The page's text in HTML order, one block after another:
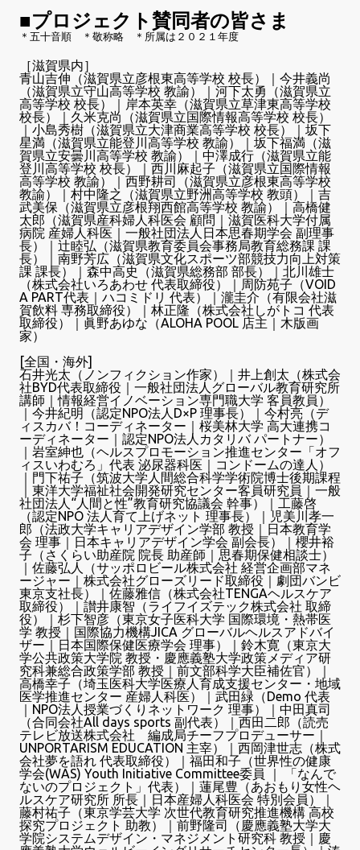
■プロジェクト賛同者の皆さま
＊五十音順 ＊敬称略 ＊所属は２０２１年度
［滋賀県内］
青山吉伸（滋賀県立彦根東高等学校 校長）｜今井義尚
（滋賀県立守山高等学校 教諭）｜河下太勇（滋賀県立
高等学校 校長）｜岸本英幸（滋賀県立草津東高等学校
校長）｜久米克尚（滋賀県立国際情報高等学校 校長）
｜小島秀樹（滋賀県立大津商業高等学校 校長）｜坂下
星満（滋賀県立能登川高等学校 教諭）｜坂下福満（滋
賀県立安曇川高等学校 教諭）｜中澤成行（滋賀県立能
登川高等学校 校長）｜西川麻起子（滋賀県立国際情報
高等学校 教諭）｜西野耕司（滋賀県立彦根東高等学校
教諭）｜村中隆之（滋賀県立野洲高等学校 教頭）｜吉
武美保（滋賀県立彦根翔西館高等学校 教諭）｜高橋健
太郎（滋賀県産科婦人科医会 顧問｜滋賀医科大学付属
病院 産婦人科医｜一般社団法人日本思春期学会 副理事
長）｜辻睦弘（滋賀県教育委員会事務局教育総務課 課
長）｜南野芳広（滋賀県文化スポーツ部競技力向上対策
課 課長）｜森中高史（滋賀県総務部 部長）｜北川雄士
（株式会社いろあわせ 代表取締役）｜周防苑子（VOID
A PART代表｜ハコミドリ 代表）｜瀧圭介（有限会社滋
賀飲料 専務取締役）｜林正隆（株式会社しがトコ 代表
取締役）｜眞野あゆな（ALOHA POOL 店主｜木版画
家）
[全国・海外]
石井光太（ノンフィクション作家）｜井上創太（株式会
社BYD代表取締役｜一般社団法人グローバル教育研究所
講師｜情報経営イノベーション専門職大学 客員教員）
｜今井紀明（認定NPO法人D×P 理事長）｜今村亮（デ
ィスカバ！コーディネーター｜桜美林大学 高大連携コ
ーディネーター｜認定NPO法人カタリバ パートナー）
｜岩室紳也（ヘルスプロモーション推進センター「オフ
ィスいわむろ」代表 泌尿器科医｜コンドームの達人）
｜門下祐子（筑波大学人間総合科学学術院博士後期課程
｜東洋大学福祉社会開発研究センター客員研究員｜一般
社団法人“人間と性”教育研究協議会 幹事）｜工藤啓
（認定NPO 法人育て上げネット 理事長）｜児美川孝一
郎（法政大学キャリアデザイン学部 教授｜日本教育学
会 理事｜日本キャリアデザイン学会 副会長）｜櫻井裕
子（さくらい助産院 院長 助産師｜思春期保健相談士）
｜佐藤弘人（サッポロビール株式会社 経営企画部マネ
ージャー｜株式会社グローズリード取締役｜劇団バンビ
東京支社長）｜佐藤雅信（株式会社TENGAヘルスケア
取締役）｜讃井康智（ライフイズテック株式会社 取締
役）｜杉下智彦（東京女子医科大学 国際環境・熱帯医
学 教授｜国際協力機構JICA グローバルヘルスアドバイ
ザー｜日本国際保健医療学会 理事）｜鈴木寛（東京大
学公共政策大学院 教授・慶應義塾大学政策メディア研
究科兼総合政策学部 教授｜前文部科学大臣補佐官）｜
高橋幸子（埼玉医科大学医療人育成支援センター・地域
医学推進センター 産婦人科医）｜武田緑（Demo 代表
｜NPO法人授業づくりネットワーク 理事）｜中田真司
（合同会社All days sports 副代表）｜西田二郎（読売
テレビ放送株式会社 編成局チーフプロデューサー｜
UNPORTARISM EDUCATION 主宰）｜西岡津世志（株式
会社夢を語れ 代表取締役）｜福田和子（世界性の健康
学会(WAS) Youth Initiative Committee委員 ｜ 「なんで
ないのプロジェクト」代表）｜蓮尾豊（あおもり女性ヘ
ルスケア研究所 所長｜日本産婦人科医会 特別会員）｜
藤村祐子（東京学芸大学 次世代教育研究推進機構 高校
探究プロジェクト 助教）｜前野隆司（慶應義塾大学大
学院システムデザイン・マネジメント研究科 教授｜慶